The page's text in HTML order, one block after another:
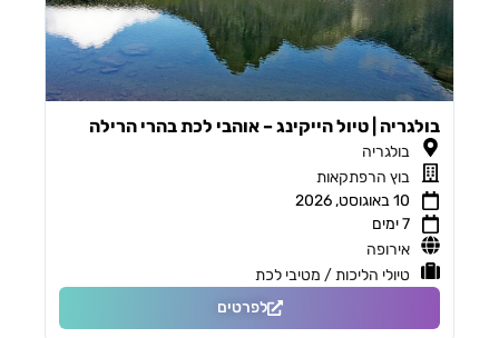
בולגריה | טיול הייקינג – אוהבי לכת בהרי הרילה
בולגריה
בוץ הרפתקאות
10 באוגוסט, 2026
7 ימים
אירופה
טיולי הליכות / מטיבי לכת
לפרטים